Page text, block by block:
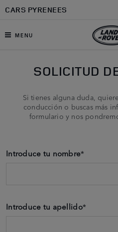
Ir al contenido principal
CARS PYRENEES
MENU
SOLICITUD
Si tienes alguna duda,
conducción o buscas más
formulario y nos
Introduce tu nombre*
Introduce tu apellido*